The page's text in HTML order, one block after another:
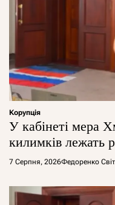
Корупція
У кабінеті мера
килимків лежать
7 Серпня, 2026Федоренко